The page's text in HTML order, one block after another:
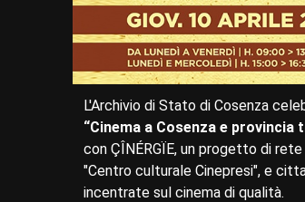
L'Archivio di Stato di Cosenza
“Cinema a Cosenza e provincia
con ÇÎNÉRGÏE, un progetto di
"Centro culturale Cinepresi", e
incentrate sul cinema di qualità.